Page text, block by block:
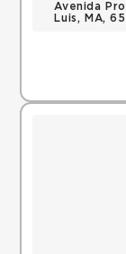
Avenida
Luis, MA,